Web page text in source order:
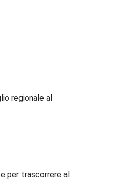
regionale al
per trascorrere al